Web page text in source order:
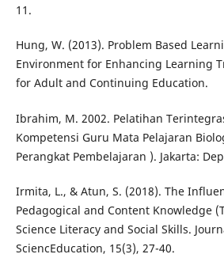
11.
Hung, W. (2013). Problem Based
Environment for Enhancing Learning
for Adult and Continuing Education.
Ibrahim, M. 2002. Pelatihan
Kompetensi Guru Mata Pelajaran
Perangkat Pembelajaran ). Jakarta:
Irmita, L., & Atun, S. (2018). The
Pedagogical and Content Knowledge
Science Literacy and Social Skills.
SciencEducation, 15(3), 27-40.